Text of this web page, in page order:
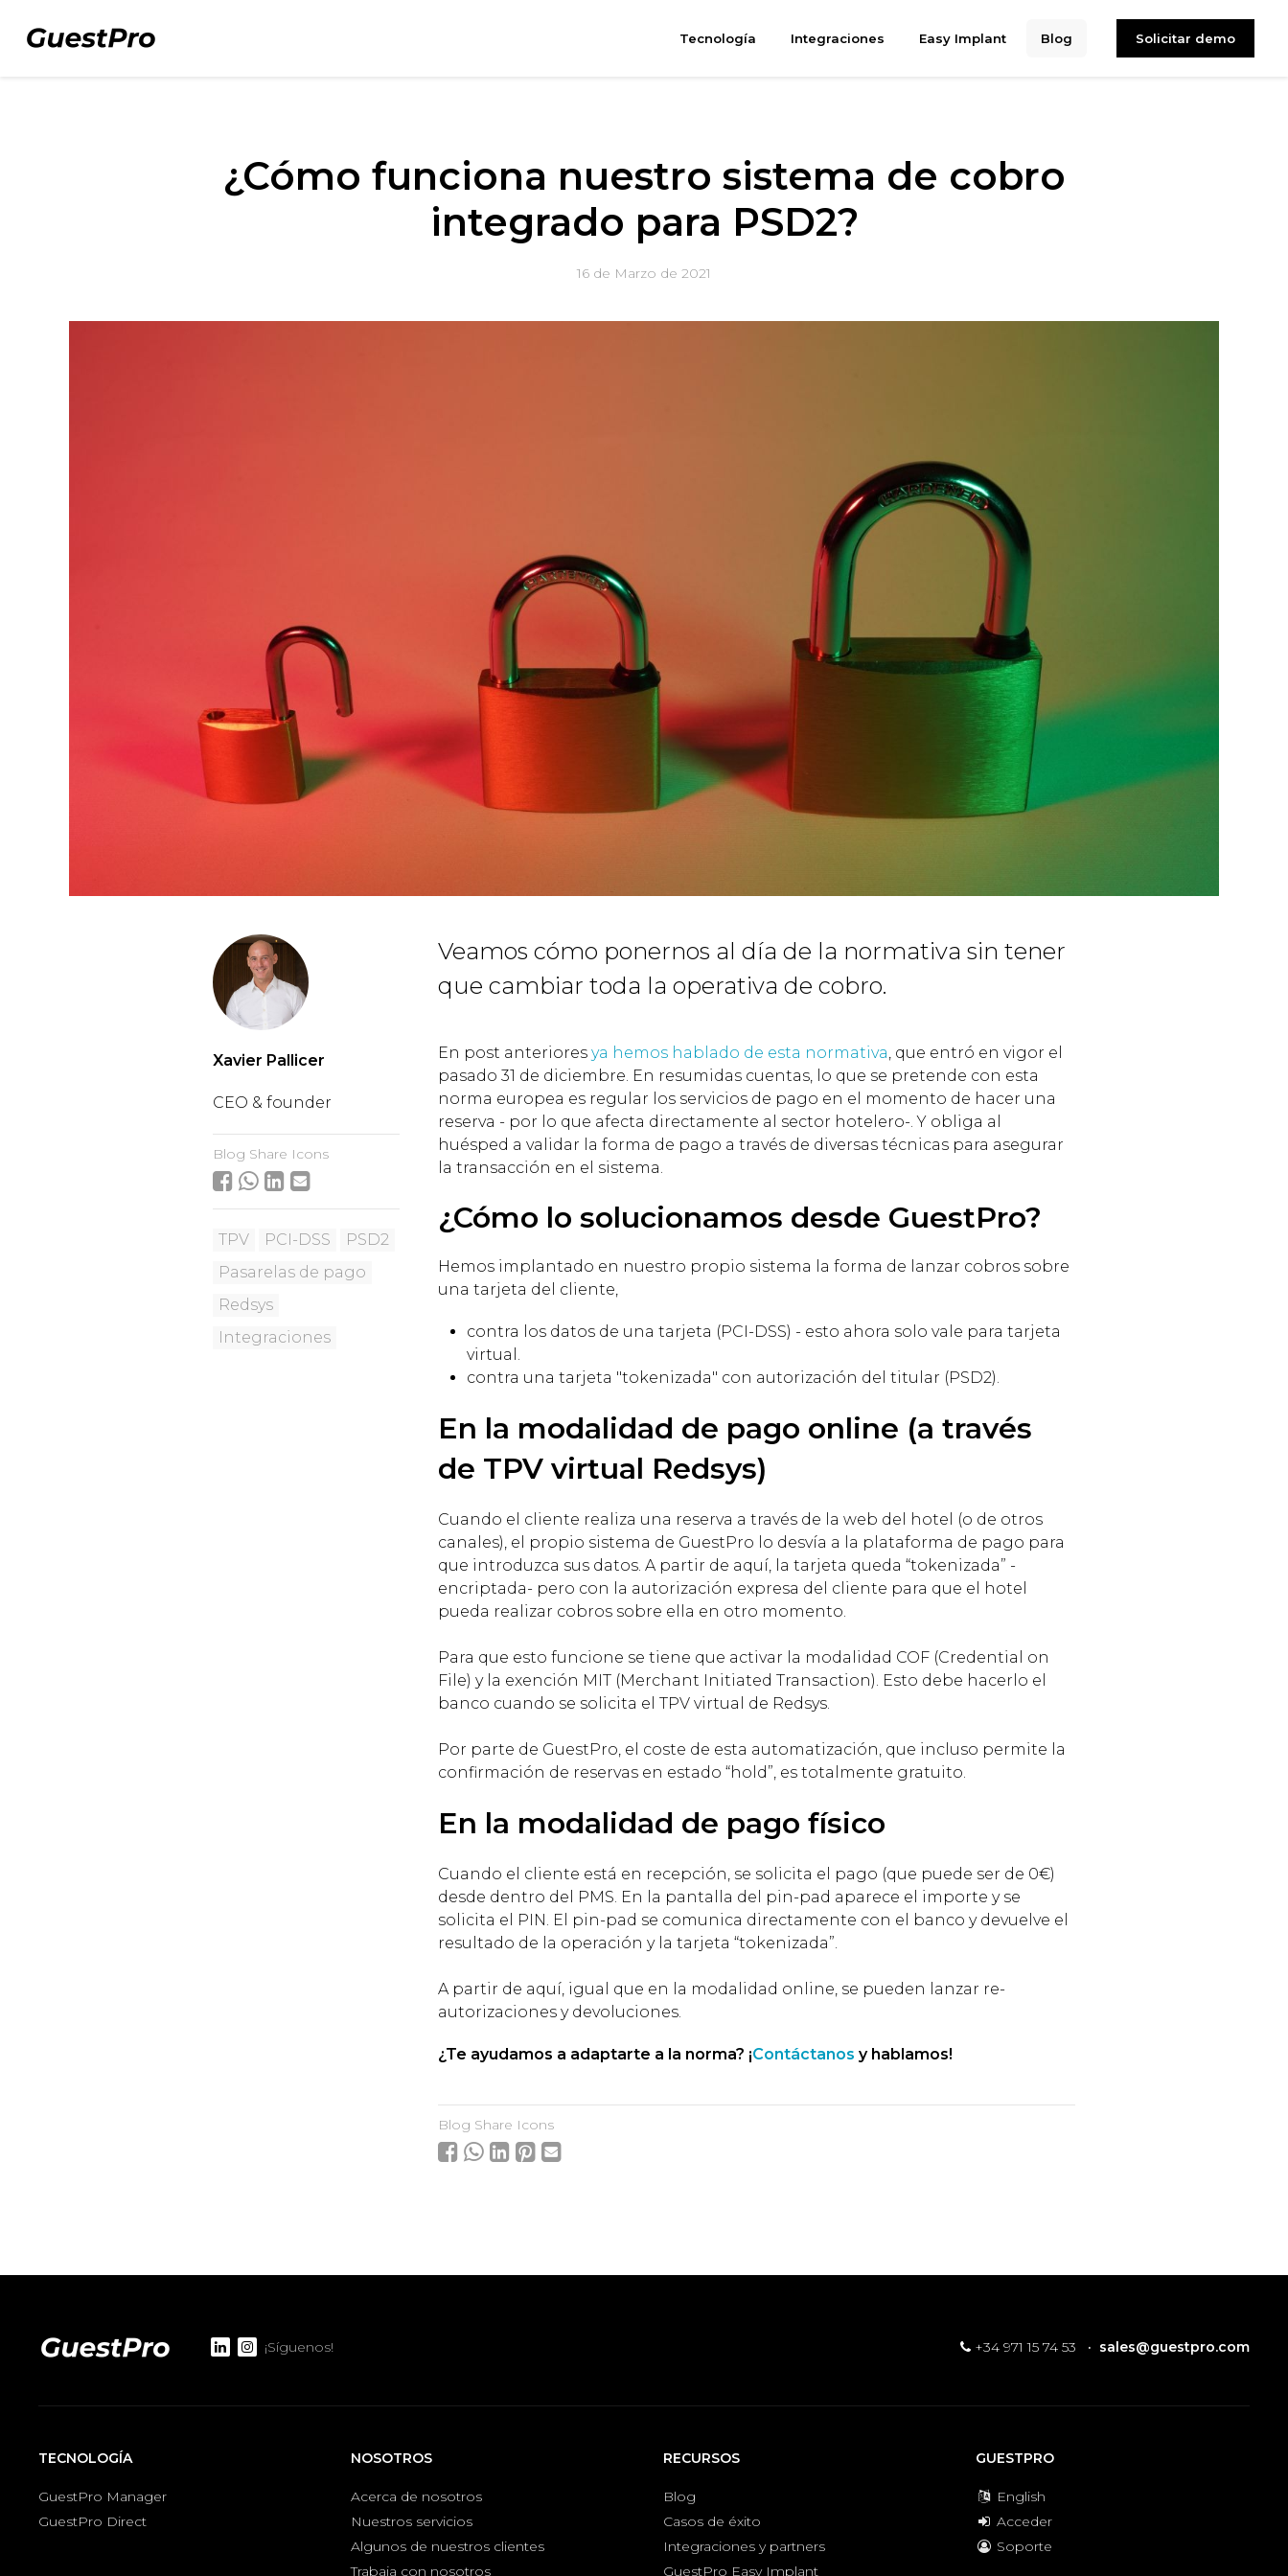
Tecnología Integraciones Easy Implant Blog Solicitar demo
¿Cómo funciona nuestro sistema de cobro
integrado para PSD2?
16 de Marzo de 2021
Veamos cómo ponernos al día de la normativa sin tener
que cambiar toda la operativa de cobro.
En post anteriores ya hemos hablado de esta normativa, que entró en vigor el
pasado 31 de diciembre. En resumidas cuentas, lo que se pretende con esta
norma europea es regular los servicios de pago en el momento de hacer una
reserva - por lo que afecta directamente al sector hotelero-. Y obliga al
huésped a validar la forma de pago a través de diversas técnicas para asegurar
la transacción en el sistema.
¿Cómo lo solucionamos desde GuestPro?
Hemos implantado en nuestro propio sistema la forma de lanzar cobros sobre
una tarjeta del cliente,
contra los datos de una tarjeta (PCI-DSS) - esto ahora solo vale para tarjeta
virtual.
contra una tarjeta "tokenizada" con autorización del titular (PSD2).
En la modalidad de pago online (a través
de TPV virtual Redsys)
Cuando el cliente realiza una reserva a través de la web del hotel (o de otros
canales), el propio sistema de GuestPro lo desvía a la plataforma de pago para
que introduzca sus datos. A partir de aquí, la tarjeta queda “tokenizada” -
encriptada- pero con la autorización expresa del cliente para que el hotel
pueda realizar cobros sobre ella en otro momento.
Para que esto funcione se tiene que activar la modalidad COF (Credential on
File) y la exención MIT (Merchant Initiated Transaction). Esto debe hacerlo el
banco cuando se solicita el TPV virtual de Redsys.
Por parte de GuestPro, el coste de esta automatización, que incluso permite la
confirmación de reservas en estado “hold”, es totalmente gratuito.
En la modalidad de pago físico
Cuando el cliente está en recepción, se solicita el pago (que puede ser de 0€)
desde dentro del PMS. En la pantalla del pin-pad aparece el importe y se
solicita el PIN. El pin-pad se comunica directamente con el banco y devuelve el
resultado de la operación y la tarjeta “tokenizada”.
A partir de aquí, igual que en la modalidad online, se pueden lanzar re-
autorizaciones y devoluciones.
¿Te ayudamos a adaptarte a la norma? ¡Contáctanos y hablamos!
Blog Share Icons
Xavier Pallicer
CEO & founder
Blog Share Icons
TPV PCI-DSS
PSD2
Pasarelas de pago
Redsys
Integraciones
¡Síguenos! +34 971 15 74 53 · sales@guestpro.com
TECNOLOGÍA
GuestPro Manager
GuestPro Direct
NOSOTROS
Acerca de nosotros
Nuestros servicios
Algunos de nuestros clientes
Trabaja con nosotros
RECURSOS
Blog
Casos de éxito
Integraciones y partners
GuestPro Easy Implant
GUESTPRO
English
Acceder
Soporte